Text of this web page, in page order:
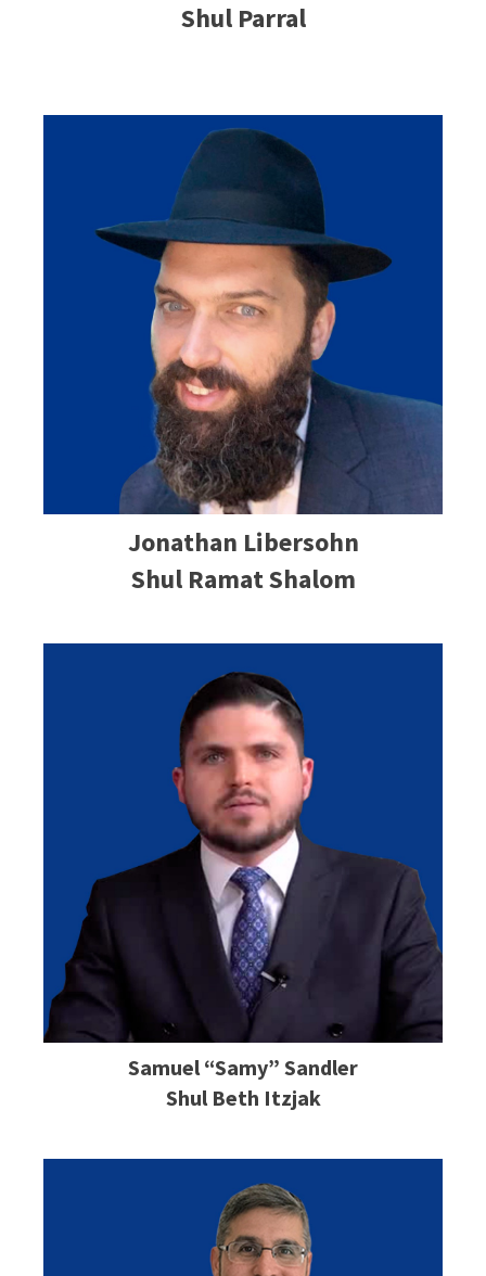
Shul Parral
Jonathan Libersohn
Shul Ramat Shalom
Samuel “Samy” Sandler
Shul Beth Itzjak